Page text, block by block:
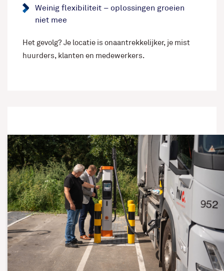
Weinig flexibiliteit – oplossingen groeien
niet mee
Het gevolg? Je locatie is onaantrekkelijker, je mist
huurders, klanten en medewerkers.